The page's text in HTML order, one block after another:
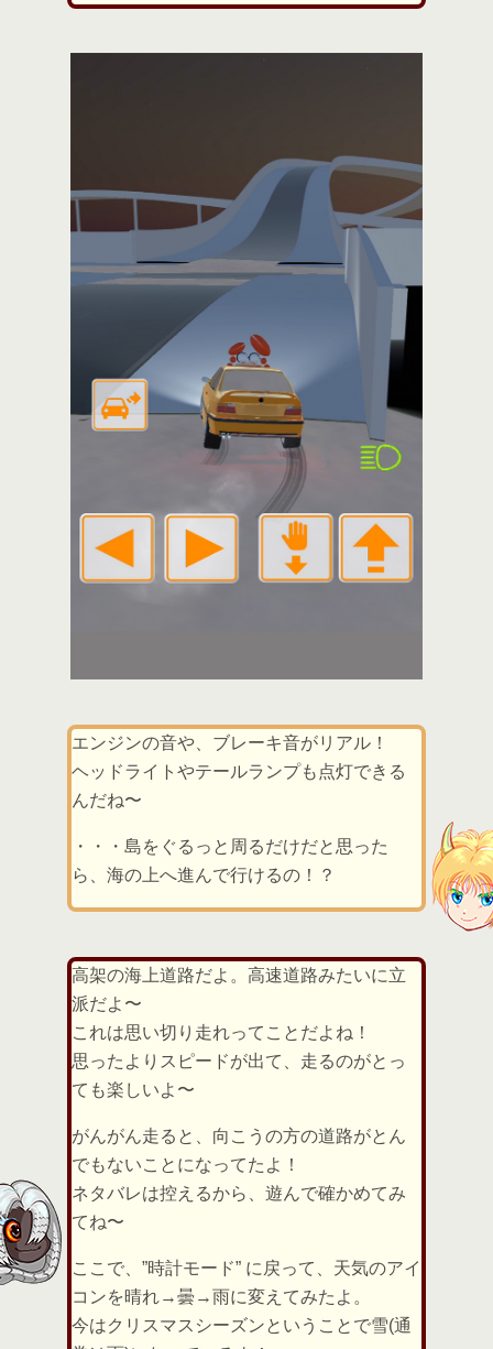
エンジンの音や、ブレーキ音がリアル！
ヘッドライトやテールランプも点灯できる
んだね〜
・・・島をぐるっと周るだけだと思った
ら、海の上へ進んで行けるの！？
高架の海上道路だよ。高速道路みたいに立
派だよ〜
これは思い切り走れってことだよね！
思ったよりスピードが出て、走るのがとっ
ても楽しいよ〜
がんがん走ると、向こうの方の道路がとん
でもないことになってたよ！
ネタバレは控えるから、遊んで確かめてみ
てね〜
ここで、”時計モード” に戻って、天気のアイ
コンを晴れ→曇→雨に変えてみたよ。
今はクリスマスシーズンということで雪(通